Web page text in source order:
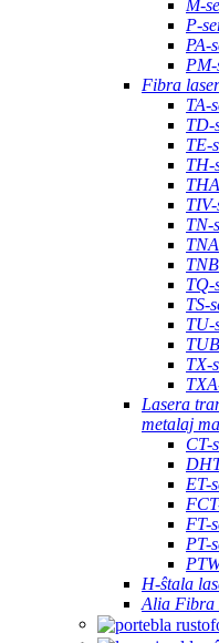
M-
P-
PA-
Fibra
TA-
TD-
TE-
TH-
TN-
TQ-
TS-
TU-
TX-
Lasera
metalaj
CT-
ET-
FT-
PT-
H-ŝtala
Alia Fibra